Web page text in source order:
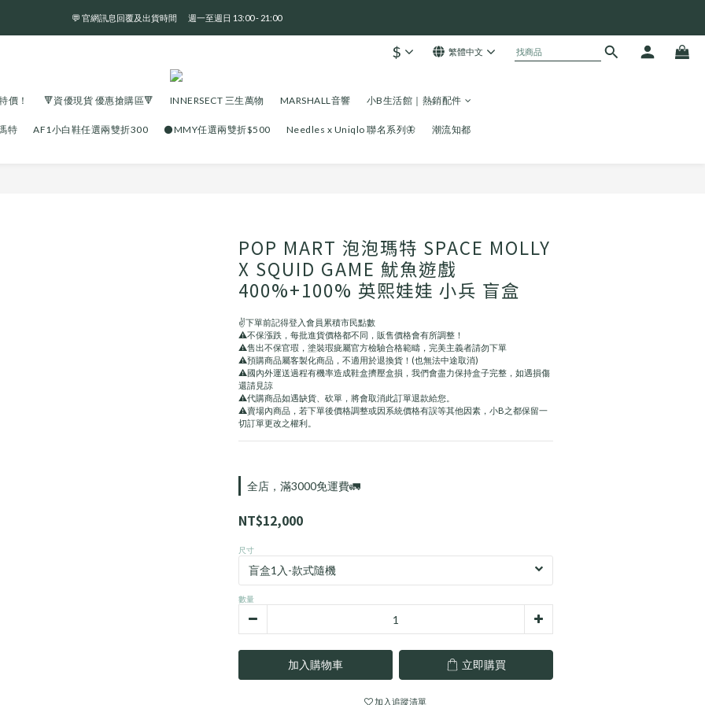
全 館 消 費 滿 三 千 免 運 費 🤘🏻
💬 官網訊息回覆及出貨時間       週一至週日 13:00 - 21:00
$ 繁體中文
價！ 🔻資優現貨 優惠搶購區🔻 INNERSECT 三生萬物 MARSHALL音響 小B生活館｜熱銷配件
特 AF1小白鞋任選兩雙折300 ⚫️MMY任選兩雙折$500 Needles x Uniqlo 聯名系列🦋 潮流知都
POP MART 泡泡瑪特 SPACE MOLLY
X SQUID GAME 魷魚遊戲
400%+100% 英熙娃娃 小兵 盲盒
✌️下單前記得登入會員累積市民點數
⚠️不保漲跌，每批進貨價格都不同，販售價格會有所調整！
⚠️售出不保官瑕，塗裝瑕疵屬官方檢驗合格範疇，完美主義者請勿下單
⚠️預購商品屬客製化商品，不適用於退換貨！(也無法中途取消)
⚠️國內外運送過程有機率造成鞋盒擠壓盒損，我們會盡力保持盒子完整，如遇損傷
還請見諒
⚠️代購商品如遇缺貨、砍單，將會取消此訂單退款給您。
⚠️賣場內商品，若下單後價格調整或因系統價格有誤等其他因素，小B之都保留一
切訂單更改之權利。
全店，滿3000免運費🚛
NT$12,000
尺寸
數量
加入購物車 立即購買
加入追蹤清單